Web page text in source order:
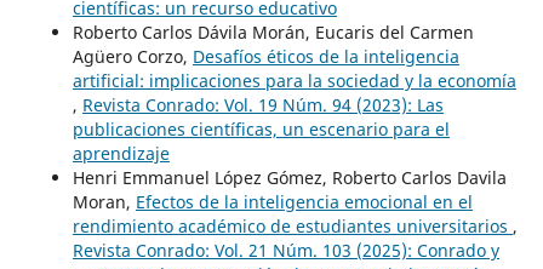
científicas: un recurso educativo
Roberto Carlos Dávila Morán, Eucaris del Carmen
Agüero Corzo, Desafíos éticos de la inteligencia
artificial: implicaciones para la sociedad y la economía
, Revista Conrado: Vol. 19 Núm. 94 (2023): Las
publicaciones científicas, un escenario para el
aprendizaje
Henri Emmanuel López Gómez, Roberto Carlos Davila
Moran, Efectos de la inteligencia emocional en el
rendimiento académico de estudiantes universitarios ,
Revista Conrado: Vol. 21 Núm. 103 (2025): Conrado y